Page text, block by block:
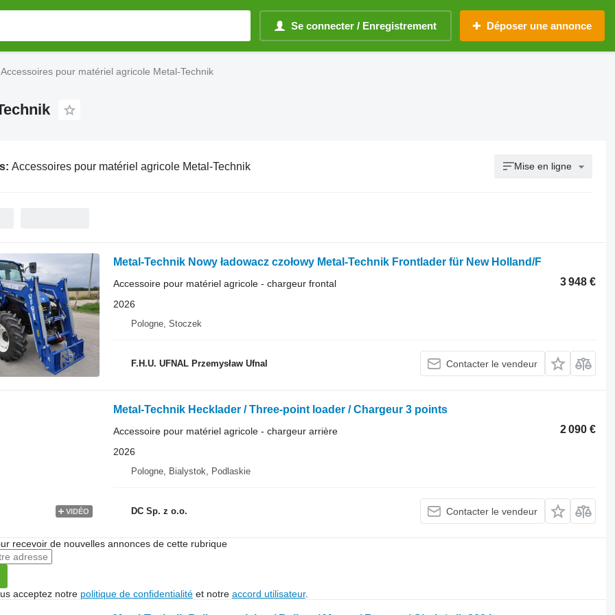
Se connecter / Enregistrement Déposer une annonce
Accessoires pour matériel agricole Metal-Technik
Accessoires pour matériel agricole Metal-Technik Mise en ligne
Metal-Technik Nowy ładowacz czołowy Metal-Technik Frontlader für New Holland/F
3 948 €
Accessoire pour matériel agricole - chargeur frontal
2026
Pologne, Stoczek
F.H.U. UFNAL Przemysław Ufnal Contacter le vendeur
VIDÉO
Metal-Technik Hecklader / Three-point loader / Chargeur 3 points
2 090 €
Accessoire pour matériel agricole - chargeur arrière
2026
Pologne, Bialystok, Podlaskie
DC Sp. z o.o. Contacter le vendeur
recevoir de nouvelles annonces de cette rubrique
acceptez notre politique de confidentialitéet notre accord utilisateur.